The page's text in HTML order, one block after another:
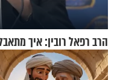
הרב רפאל רובין: איך